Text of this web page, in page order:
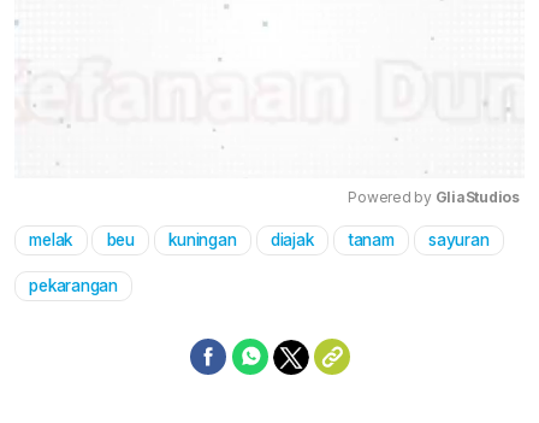
Mute
Powered by GliaStudios
melak beu kuningan diajak tanam sayuran
pekarangan